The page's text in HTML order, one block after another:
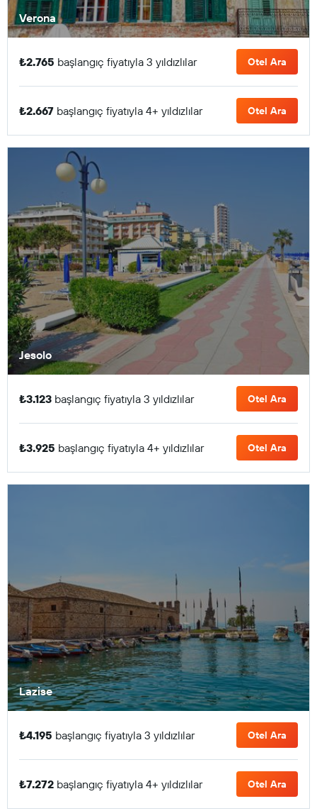
Verona
₺2.765 başlangıç fiyatıyla 3 yıldızlılar Otel Ara
₺2.667 başlangıç fiyatıyla 4+ yıldızlılar Otel Ara
Jesolo
₺3.123 başlangıç fiyatıyla 3 yıldızlılar Otel Ara
₺3.925 başlangıç fiyatıyla 4+ yıldızlılar Otel Ara
Lazise
₺4.195 başlangıç fiyatıyla 3 yıldızlılar Otel Ara
₺7.272 başlangıç fiyatıyla 4+ yıldızlılar Otel Ara